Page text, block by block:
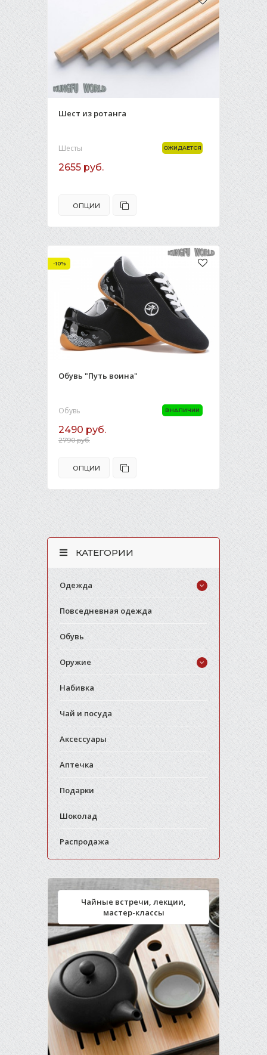
Шест из ротанга
Шесты ОЖИДАЕТСЯ
2655 руб.
ОПЦИИ
-10%
Обувь "Путь воина"
Обувь В НАЛИЧИИ
2490 руб.
2790 руб.
ОПЦИИ
КАТЕГОРИИ
Одежда
Повседневная одежда
Обувь
Оружие
Набивка
Чай и посуда
Аксессуары
Аптечка
Подарки
Шоколад
Распродажа
Чайные встречи, лекции,
мастер-классы